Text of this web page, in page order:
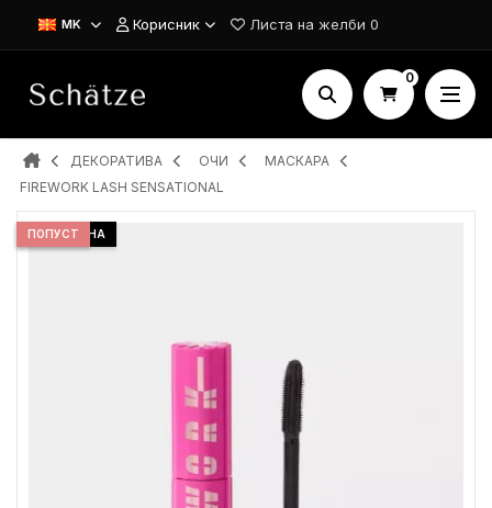
MK Корисник Листа на желби 0
0
ДЕКОРАТИВА ОЧИ
МАСКАРА
FIREWORK LASH SENSATIONAL
ДОБРА ЦЕНА
ПОПУСТ